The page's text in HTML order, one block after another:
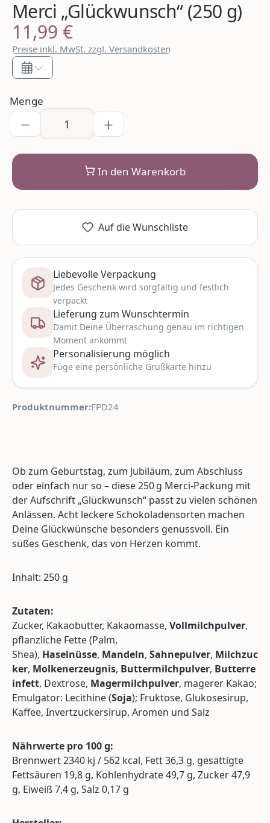
Merci „Glückwunsch“ (250 g)
Regulärer Preis:
11,99 €
Preise inkl. MwSt. zzgl. Versandkosten
Menge
In den Warenkorb
Auf die Wunschliste
Liebevolle Verpackung
Jedes Geschenk wird sorgfältig und festlich
verpackt
Lieferung zum Wunschtermin
Damit Deine Überraschung genau im richtigen
Moment ankommt
Personalisierung möglich
Füge eine persönliche Grußkarte hinzu
Produktnummer:FPD24
Ob zum Geburtstag, zum Jubiläum, zum Abschluss
oder einfach nur so – diese 250 g Merci-Packung mit
der Aufschrift „Glückwunsch“ passt zu vielen schönen
Anlässen. Acht leckere Schokoladensorten machen
Deine Glückwünsche besonders genussvoll. Ein
süßes Geschenk, das von Herzen kommt.
Inhalt: 250 g
Zutaten:
Zucker, Kakaobutter, Kakaomasse, Vollmilchpulver,
pflanzliche Fette (Palm,
Shea), Haselnüsse, Mandeln, Sahnepulver, Milchzuc
ker, Molkenerzeugnis, Buttermilchpulver, Butterre
infett, Dextrose, Magermilchpulver, magerer Kakao;
Emulgator: Lecithine (Soja); Fruktose, Glukosesirup,
Kaffee, Invertzuckersirup, Aromen und Salz
Nährwerte pro 100 g:
Brennwert 2340 kj / 562 kcal, Fett 36,3 g, gesättigte
Fettsäuren 19,8 g, Kohlenhydrate 49,7 g, Zucker 47,9
g, Eiweiß 7,4 g, Salz 0,17 g